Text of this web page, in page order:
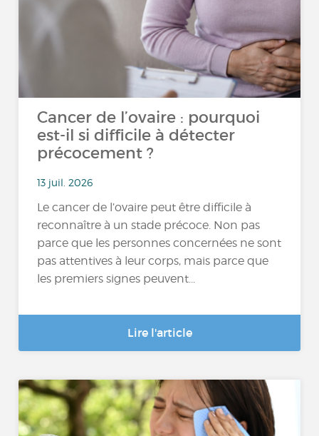
Cancer de l’ovaire : pourquoi
est-il si difficile à détecter
précocement ?
13 juil. 2026
Le cancer de l’ovaire peut être difficile à
reconnaître à un stade précoce. Non pas
parce que les personnes concernées ne sont
pas attentives à leur corps, mais parce que
les premiers signes peuvent...
Lire l'article